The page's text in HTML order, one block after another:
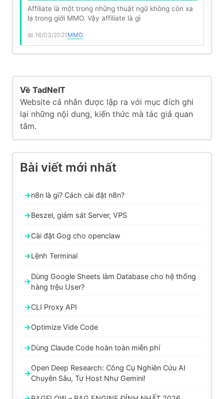
Affiliate là một trong những thuật ngữ không còn xa
lạ trong giới MMO. Vậy affiliate là gì
16/03/2021 MMO
Về TadNeIT
Website cá nhân được lập ra với mục đích ghi
lại những nội dung, kiến thức mà tác giả quan
tâm.
Bài viết mới nhất
n8n là gì? Cách cài đặt n8n?
Beszel, giám sát Server, VPS
Cài đặt Gog cho openclaw
Lệnh Terminal
Dùng Google Sheets làm Database cho hệ thống
hàng trệu User?
CLI Proxy API
Optimize Vide Code
Dùng Claude Code hoàn toàn miễn phí
Open Deep Research: Công Cụ Nghiên Cứu AI
Chuyên Sâu, Tự Host Như Gemini!